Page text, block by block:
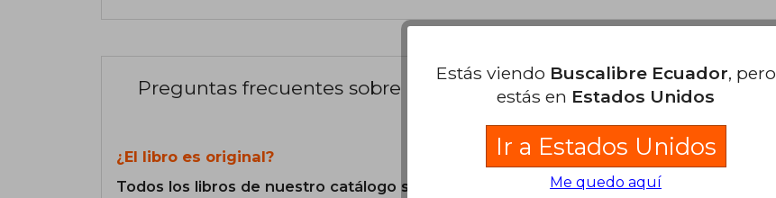
Preguntas frecuentes sobre el libro
¿El libro es original?
Todos los libros de nuestro catálogo son Originales.
Estás viendo Buscalibre Ecuador, pero
estás en Estados Unidos
Ir a Estados Unidos
Me quedo aquí